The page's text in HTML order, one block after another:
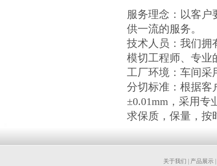
服务理念：以客户
供一流的服务。
技术人员：我们拥
模切工程师、专
工厂环境：车间采
分切标准：根据客
±0.01mm，采用
求保质，保量，按
关于我们 产品展示